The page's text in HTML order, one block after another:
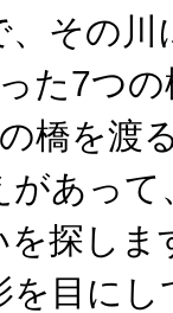
、その
た7つ
橋を渡
があっ
を探し
を目に